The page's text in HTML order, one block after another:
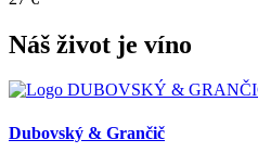
Náš život je víno
Dubovský & Grančič